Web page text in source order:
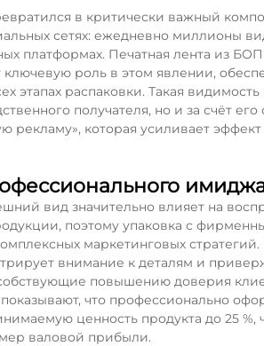
в критически важный
сетях: ежедневно миллионы
платформах. Печатная лента из
роль в этом явлении,
этапах распаковки. Такая
получателя, но и за счёт
рекламу», которая усиливает
вид значительно влияет на
поэтому упаковка с
маркетинговых
внимание к деталям и
повышению доверия
что профессионально
ценность продукта до 25 %,
валовой прибыли.